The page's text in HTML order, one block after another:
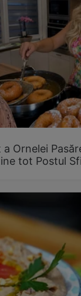
Ornelei
tot Postul